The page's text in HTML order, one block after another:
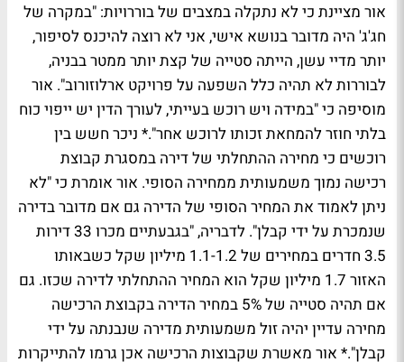
אור מציינת כי לא נתקלה במצבים של בוררויות: "במקרה של
חג'ג' היה מדובר בנושא אישי, אני לא רוצה להיכנס לסיפור,
יותר מדיי עשן, הייתה סטייה של קצת יותר ממטר בבניה,
לבוררות לא תהיה כלל השפעה על פרויקט ארלוזורוב". אור
מוסיפה כי "במידה ויש רוכש בעייתי, לעורך הדין יש ייפוי כוח
בלתי חוזר להמחאת זכותו לרוכש אחר".* ניכר חשש בין
רוכשים כי מחירה ההתחלתי של דירה במסגרת קבוצת
רכישה נמוך משמעותית ממחירה הסופי. אור אומרת כי "לא
ניתן לאמוד את המחיר הסופי של הדירה גם אם מדובר בדירה
שנמכרת על ידי קבלן". לדבריה, "בגבעתיים מכרו 33 דירות
3.5 חדרים במחירים של 1.1-1.2 מיליון שקל כשבאותו
האזור 1.7 מיליון שקל הוא המחיר ההתחלתי לדירה שכזו. גם
אם תהיה סטייה של 5% במחיר הדירה בקבוצת הרכישה
מחירה עדיין יהיה זול משמעותית מדירה שנבנתה על ידי
קבלן".* אור מאשרת שקבוצות הרכישה אכן גרמו להתייקרות